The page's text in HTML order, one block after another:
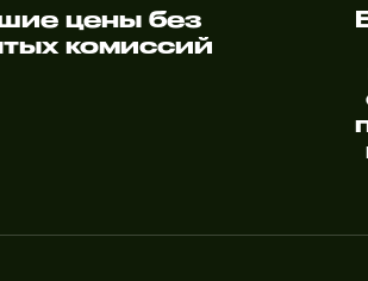
цены без
комиссий